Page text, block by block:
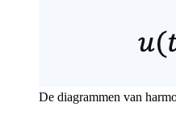
De diagrammen van